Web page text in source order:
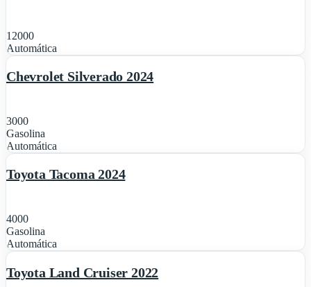
12000
Automática
Destacado
1
Chevrolet Silverado 2024
3000
Gasolina
Automática
1
Toyota Tacoma 2024
4000
Gasolina
Automática
1
Toyota Land Cruiser 2022